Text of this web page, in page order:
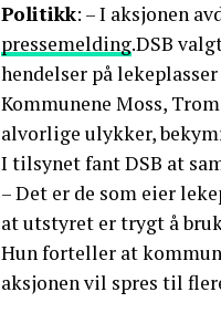
Politikk: – I aksjonen
pressemelding.DSB
hendelser på
Kommunene Moss,
alvorlige ulykker,
I tilsynet fant DSB at
– Det er de som eier
at utstyret er trygt å
Hun forteller at
aksjonen vil spres til